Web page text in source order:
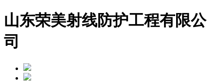
山东荣美射线防护工程有限公
司